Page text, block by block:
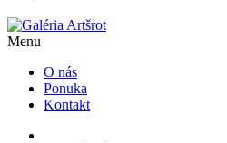
Menu
O nás
Ponuka
Kontakt